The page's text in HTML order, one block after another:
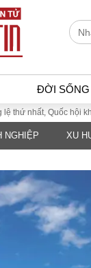
ĐỜI SỐNG
XÃ HỘI
Giáo dục
Văn hoá
Môi trường
Giao
Quốc hội khóa XVI
NGHIỆP XU